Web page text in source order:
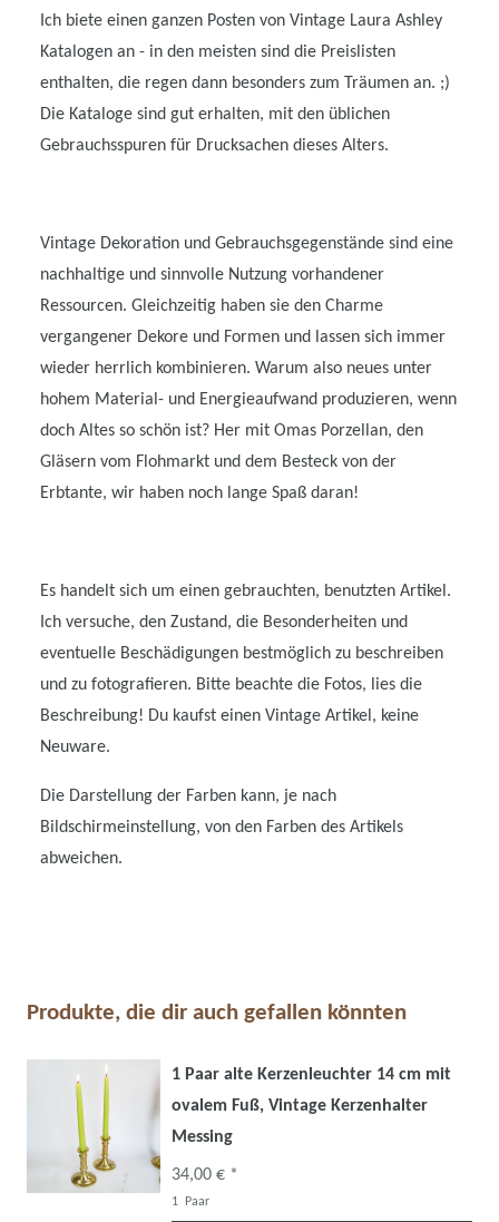
Ich biete einen ganzen Posten von Vintage Laura Ashley
Katalogen an - in den meisten sind die Preislisten
enthalten, die regen dann besonders zum Träumen an. ;)
Die Kataloge sind gut erhalten, mit den üblichen
Gebrauchsspuren für Drucksachen dieses Alters.
Vintage Dekoration und Gebrauchsgegenstände sind eine
nachhaltige und sinnvolle Nutzung vorhandener
Ressourcen. Gleichzeitig haben sie den Charme
vergangener Dekore und Formen und lassen sich immer
wieder herrlich kombinieren. Warum also neues unter
hohem Material- und Energieaufwand produzieren, wenn
doch Altes so schön ist? Her mit Omas Porzellan, den
Gläsern vom Flohmarkt und dem Besteck von der
Erbtante, wir haben noch lange Spaß daran!
Es handelt sich um einen gebrauchten, benutzten Artikel.
Ich versuche, den Zustand, die Besonderheiten und
eventuelle Beschädigungen bestmöglich zu beschreiben
und zu fotografieren. Bitte beachte die Fotos, lies die
Beschreibung! Du kaufst einen Vintage Artikel, keine
Neuware.
Die Darstellung der Farben kann, je nach
Bildschirmeinstellung, von den Farben des Artikels
abweichen.
Produkte, die dir auch gefallen könnten
1 Paar alte Kerzenleuchter 14 cm mit
ovalem Fuß, Vintage Kerzenhalter
Messing
34,00 € *
1 Paar